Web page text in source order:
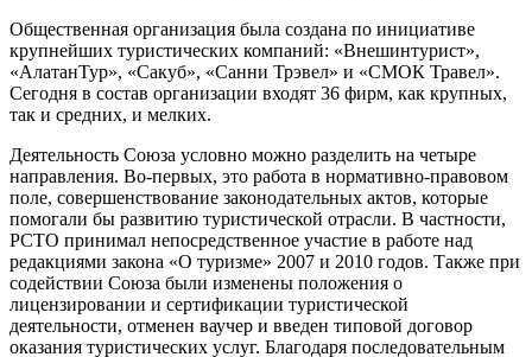
Общественная организация была создана по инициативе
крупнейших туристических компаний: «Внешинтурист»,
«АлатанТур», «Сакуб», «Санни Трэвел» и «СМОК Травел».
Сегодня в состав организации входят 36 фирм, как крупных,
так и средних, и мелких.
Деятельность Союза условно можно разделить на четыре
направления. Во-первых, это работа в нормативно-правовом
поле, совершенствование законодательных актов, которые
помогали бы развитию туристической отрасли. В частности,
РСТО принимал непосредственное участие в работе над
редакциями закона «О туризме» 2007 и 2010 годов. Также при
содействии Союза были изменены положения о
лицензировании и сертификации туристической
деятельности, отменен ваучер и введен типовой договор
оказания туристических услуг. Благодаря последовательным